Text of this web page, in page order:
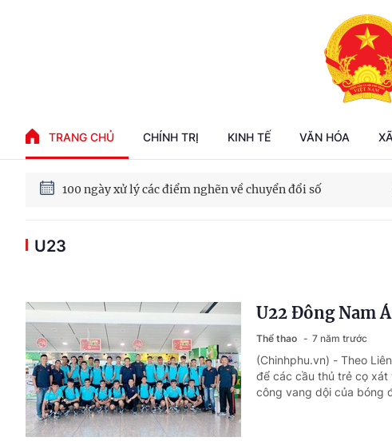
TRANG CHỦ CHÍNH TRỊ KINH TẾ VĂN HÓA
Chiến dịch 500 ngày đêm tìm kiếm, quy tập và xác định danh tính hài cốt liệt sĩ
100 ngày xử lý các điểm nghẽn về chuyển đổi số
Phát triển nhà ở cho thuê - Trụ cột chiến lược, lâu dài
Chiến dịch 500 ngày đêm tìm kiếm, quy tập và xác định danh tính hài cốt liệt sĩ
U23
U22 Đông Nam
Thể thao 7 năm trước
(Chinhphu.vn) - Theo
để các cầu thủ trẻ cọ xát
công vang dội của bóng